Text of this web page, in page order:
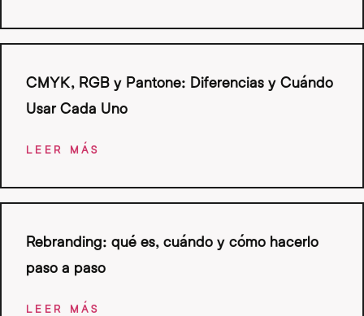
CMYK, RGB y Pantone: Diferencias y Cuándo
Usar Cada Uno
LEER MÁS
Rebranding: qué es, cuándo y cómo hacerlo
paso a paso
LEER MÁS